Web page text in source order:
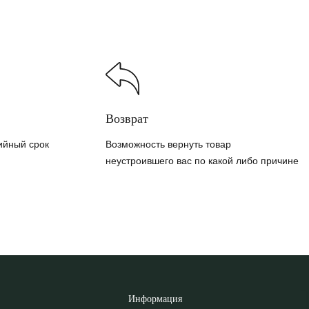
срок
Возврат
Возможность вернуть товар
неустроившего вас по какой либо причине
Информация